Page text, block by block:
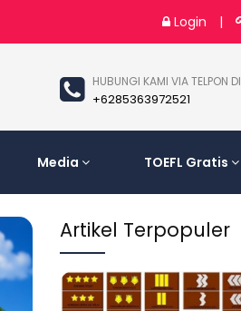
Login |
HUBUNGI KAMI VIA TELPON DI
+6285363972521
Media TOEFL Gratis
Artikel Terpopuler